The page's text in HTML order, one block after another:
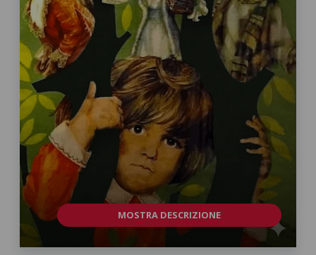
MOSTRA DESCRIZIONE